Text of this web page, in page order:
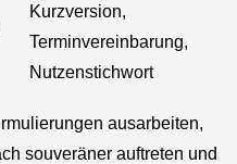
Kurzversion,
Terminvereinbarung,
Nutzenstichwort
ausarbeiten,
souveräner auftreten und